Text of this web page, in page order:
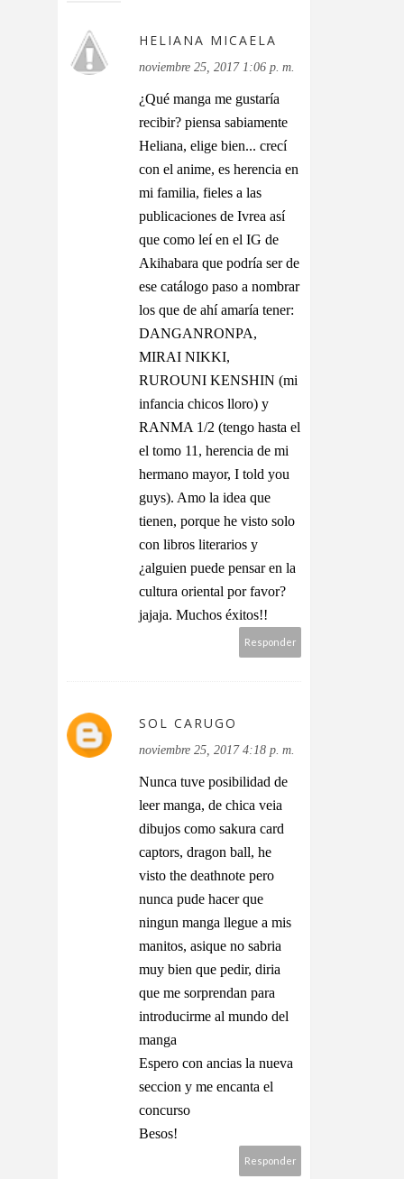
HELIANA MICAELA
noviembre 25, 2017 1:06 p. m.
¿Qué manga me gustaría
recibir? piensa sabiamente
Heliana, elige bien... crecí
con el anime, es herencia en
mi familia, fieles a las
publicaciones de Ivrea así
que como leí en el IG de
Akihabara que podría ser de
ese catálogo paso a nombrar
los que de ahí amaría tener:
DANGANRONPA,
MIRAI NIKKI,
RUROUNI KENSHIN (mi
infancia chicos lloro) y
RANMA 1/2 (tengo hasta el
el tomo 11, herencia de mi
hermano mayor, I told you
guys). Amo la idea que
tienen, porque he visto solo
con libros literarios y
¿alguien puede pensar en la
cultura oriental por favor?
jajaja. Muchos éxitos!!
Responder
SOL CARUGO
noviembre 25, 2017 4:18 p. m.
Nunca tuve posibilidad de
leer manga, de chica veia
dibujos como sakura card
captors, dragon ball, he
visto the deathnote pero
nunca pude hacer que
ningun manga llegue a mis
manitos, asique no sabria
muy bien que pedir, diria
que me sorprendan para
introducirme al mundo del
manga
Espero con ancias la nueva
seccion y me encanta el
concurso
Besos!
Responder